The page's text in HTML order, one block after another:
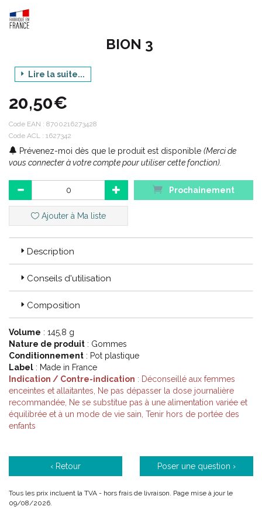
BION 3
Gamme : ÉNERGIE
Produit : ÉQUILIBRE INTESTINAL
Contenance : 60 GUMMIES ARÔME ORANGE
Code ACL : 1627342
Code EAN : 8700216273428
Lire la suite...
20,50€
Code EAN : 8700216273428
Code ACL : 1627342
Prévenez-moi dès que le produit est disponible (Merci de
vous connecter à votre compte pour utiliser cette fonction).
Prochainement
Ajouter à Ma liste
Description
Conseils d'utilisation
Composition
Volume : 145,8 g
Nature de produit : Gommes
Conditionnement : Pot plastique
Label : Made in France
Indication / Contre-indication : Déconseillé aux femmes
enceintes et allaitantes, Ne pas dépasser la dose journalière
recommandée, Ne se substitue pas à une alimentation variée et
équilibrée et à un mode de vie sain, Tenir hors de portée des
enfants
‹ Retour Poser une question ›
Tous les prix incluent la TVA - hors frais de livraison. Page mise à jour le
09/08/2026.